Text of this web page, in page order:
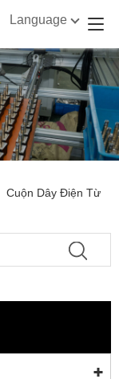
Language
Cuộn Dây Điện Từ